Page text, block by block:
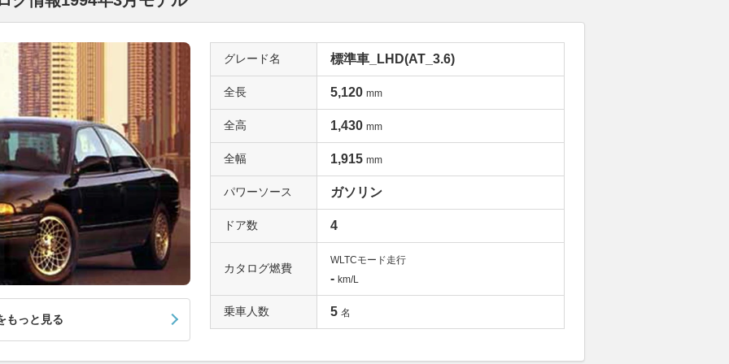
もっと見る
グレード名 標準車_LHD(AT_3.6)
全長 5,120 mm
全高 1,430 mm
全幅 1,915 mm
パワーソース ガソリン
ドア数 4
カタログ燃費
WLTCモード走行
- km/L
乗車人数 5 名